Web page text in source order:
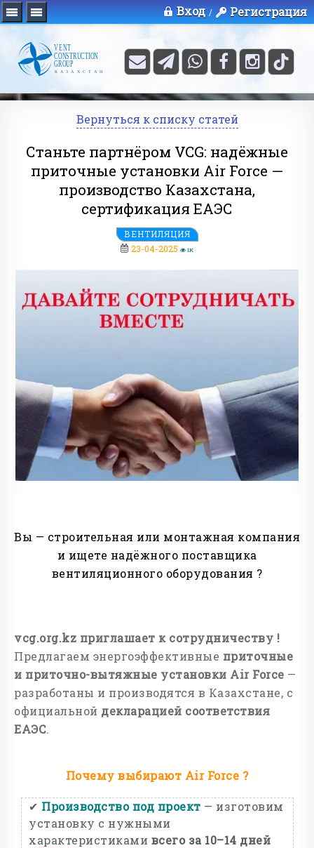
Вход / Регистрация
Вернуться к списку статей
Станьте партнёром VCG: надёжные
приточные установки Air Force —
производство Казахстана,
сертификация ЕАЭС
ВЕНТИЛЯЦИЯ
23-04-2025
1K
Вы — строительная или монтажная компания
и ищете надёжного поставщика
вентиляционного оборудования ?
vcg.org.kz приглашает к сотрудничеству !
Предлагаем энергоэффективные приточные
и приточно-вытяжные установки Air Force —
разработаны и производятся в Казахстане, с
официальной декларацией соответствия
ЕАЭС.
Почему выбирают Air Force ?
✔ Производство под проект — изготовим
установку с нужными
характеристиками всего за 10–14 дней